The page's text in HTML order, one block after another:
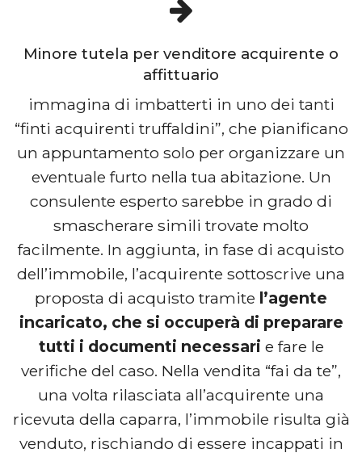
Minore tutela per venditore acquirente o
affittuario
immagina di imbatterti in uno dei tanti
“finti acquirenti truffaldini”, che pianificano
un appuntamento solo per organizzare un
eventuale furto nella tua abitazione. Un
consulente esperto sarebbe in grado di
smascherare simili trovate molto
facilmente. In aggiunta, in fase di acquisto
dell’immobile, l’acquirente sottoscrive una
proposta di acquisto tramite l’agente
incaricato, che si occuperà di preparare
tutti i documenti necessari e fare le
verifiche del caso. Nella vendita “fai da te”,
una volta rilasciata all’acquirente una
ricevuta della caparra, l’immobile risulta già
venduto, rischiando di essere incappati in